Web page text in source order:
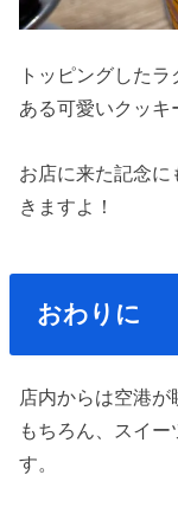
トッピングした
ある可愛いクッキ
お店に来た記念
きますよ！
おわりに
店内からは空港
もちろん、スイ
す。